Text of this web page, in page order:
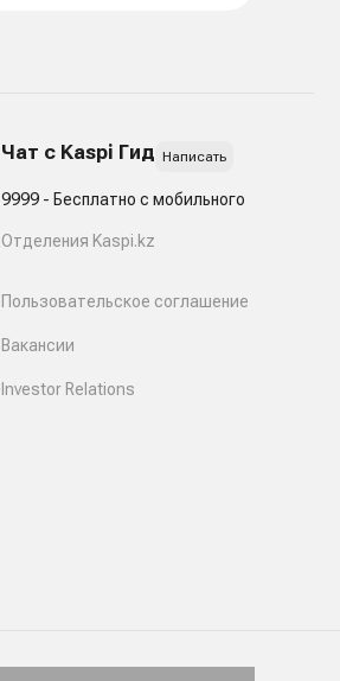
Чат с Kaspi Гид Написать
9999 - Бесплатно с мобильного
Отделения Kaspi.kz
Пользовательское соглашение
Вакансии
Investor Relations